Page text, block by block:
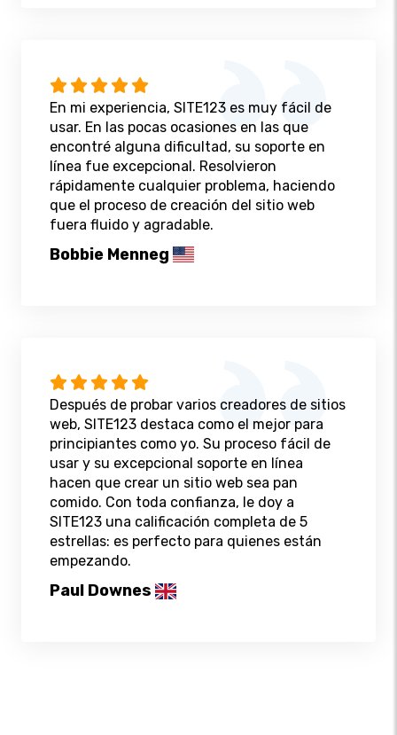
En mi experiencia, SITE123 es muy fácil de
usar. En las pocas ocasiones en las que
encontré alguna dificultad, su soporte en
línea fue excepcional. Resolvieron
rápidamente cualquier problema, haciendo
que el proceso de creación del sitio web
fuera fluido y agradable.
Bobbie Menneg
Después de probar varios creadores de sitios
web, SITE123 destaca como el mejor para
principiantes como yo. Su proceso fácil de
usar y su excepcional soporte en línea
hacen que crear un sitio web sea pan
comido. Con toda confianza, le doy a
SITE123 una calificación completa de 5
estrellas: es perfecto para quienes están
empezando.
Paul Downes